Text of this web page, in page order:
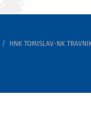
HNK TOMISLAV-NK